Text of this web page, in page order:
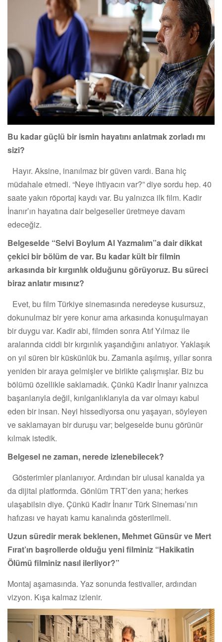
Bu kadar güçlü bir ismin hayatını anlatmak zorladı mı
sizi?
Hayır. Aksine, inanılmaz bir güven vardı. Bana hiç
müdahale etmedi. “Neye ihtiyacın var?” diye sordu hep. 40
saate yakın röportaj kaydı var. Bu yalnızca ilk film. Kadir
İnanır’ın hayatına dair belgeseller üretmeye davam
edeceğiz.
Belgeselde “Selvi Boylum Al Yazmalım”a dair dikkat
çekici bir bölüm de var. Bu kadar kült bir filmin
arkasında bir kırgınlık olduğunu görüyoruz. Bu süreci
biraz anlatır mısınız?
Evet, bu film Türkiye sinemasında neredeyse kusursuz,
dokunulmaz bir yere konur ama arkasında konuşulmayan
bir duygu var. Kadir abi, filmden sonra Atıf Yılmaz ile
aralarında ciddi bir kırgınlık yaşandığını anlatıyor. Yaklaşık
on yıl süren bir küskünlük bu. Zamanla aşılmış, yıllar sonra
yeniden bir araya gelmişler ve birlikte çalışmışlar. Biz bu
bölümü özellikle saklamadık. Çünkü Kadir İnanır yalnızca
başarılarıyla değil, kırılganlıklarıyla da var olmayı kabul
eden bir insan. Neyi hissediyorsa onu yaşayan, söyleyen
ve saklamayan bir duruşu var; belgeselde bunu görünür
kılmak istedik.
Belgesel ne zaman, nerede izlenebilecek?
Gösterimler planlanıyor. Ardından bir ulusal kanalda ya
da dijital platformda. Gönlüm TRT’den yana; herkes
ulaşabilsin diye. Çünkü Kadir İnanır Türk Sineması’nın
hafızası ve hayatı kamu kanalında gösterilmeli.
Uzun süredir merak beklenen, Mehmet Günsür ve Mert
Fırat’ın başrollerde olduğu yeni filminiz “Hakikatin
Ölümü filminiz nasıl ilerliyor?”
Montaj aşamasında. Yaz sonunda festivaller, ardından
vizyon. Kışa kalmaz izlenir.